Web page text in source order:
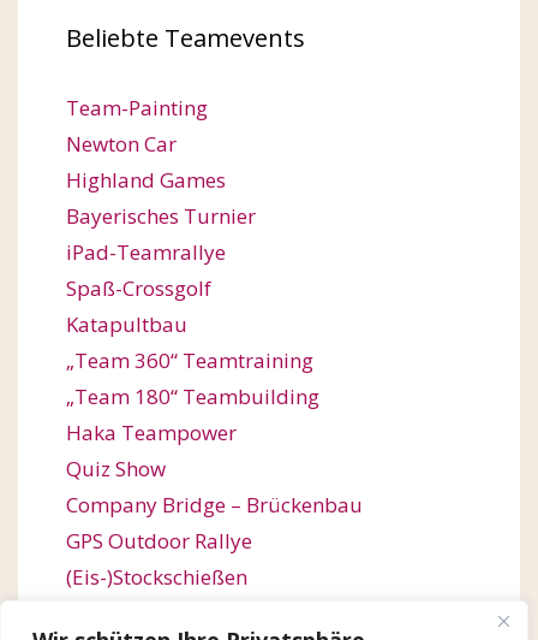
Beliebte Teamevents
Team-Painting
Newton Car
Highland Games
Bayerisches Turnier
iPad-Teamrallye
Spaß-Crossgolf
Katapultbau
„Team 360“ Teamtraining
„Team 180“ Teambuilding
Haka Teampower
Quiz Show
Company Bridge – Brückenbau
GPS Outdoor Rallye
(Eis-)Stockschießen